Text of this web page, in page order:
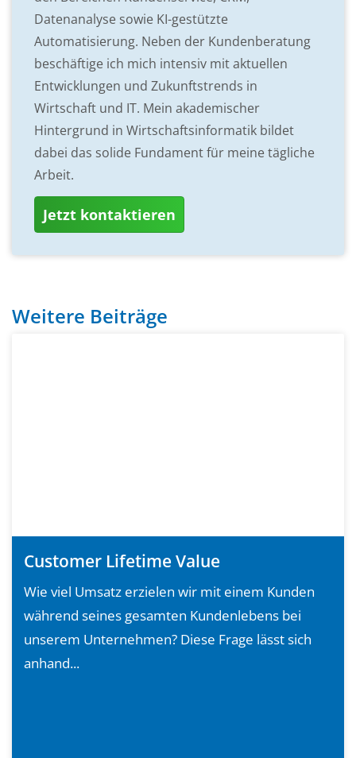
Datenanalyse sowie KI-gestützte
Automatisierung. Neben der Kundenberatung
beschäftige ich mich intensiv mit aktuellen
Entwicklungen und Zukunftstrends in
Wirtschaft und IT. Mein akademischer
Hintergrund in Wirtschaftsinformatik bildet
dabei das solide Fundament für meine tägliche
Arbeit.
Jetzt kontaktieren
Weitere Beiträge
Customer Lifetime Value
Wie viel Umsatz erzielen wir mit einem Kunden
während seines gesamten Kundenlebens bei
unserem Unternehmen? Diese Frage lässt sich
anhand...